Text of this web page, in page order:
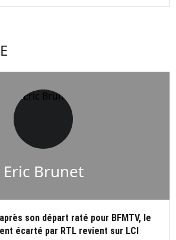
Eric Brunet
son départ raté pour BFMTV, le
écarté par RTL revient sur LCI